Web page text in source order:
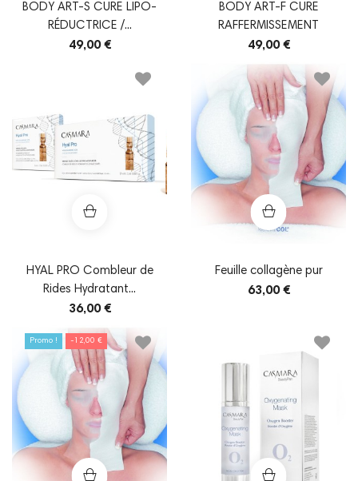
BODY ART-S CURE LIPO-
RÉDUCTRICE /...
49,00 €
BODY ART-F CURE
RAFFERMISSEMENT
49,00 €
HYAL PRO Combleur de
Rides Hydratant...
36,00 €
Feuille collagène pur
63,00 €
Promo ! -12,00 €